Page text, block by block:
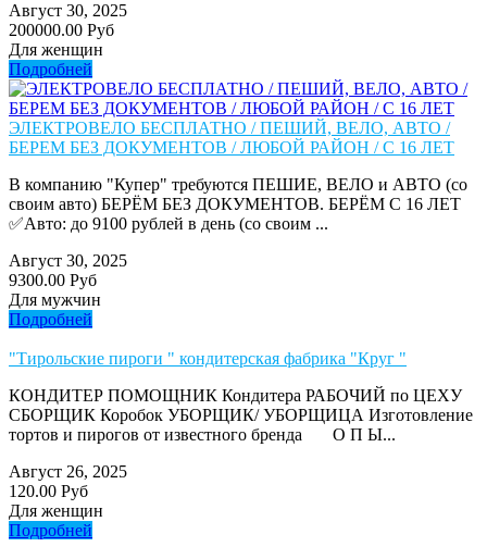
Август 30, 2025
200000.00 Руб
Для женщин
Подробней
ЭЛЕКТРОВЕЛО БЕСПЛАТНО / ПЕШИЙ, ВЕЛО, АВТО /
БЕРЕМ БЕЗ ДОКУМЕНТОВ / ЛЮБОЙ РАЙОН / С 16 ЛЕТ
В компанию "Купер" требуются ПЕШИЕ, ВЕЛО и АВТО (со
своим авто) БЕРЁМ БЕЗ ДОКУМЕНТОВ. БЕРЁМ С 16 ЛЕТ
✅Авто: до 9100 рублей в день (со своим ...
Август 30, 2025
9300.00 Руб
Для мужчин
Подробней
"Тирольские пироги " кондитерская фабрика "Круг "
КОНДИТЕР ПОМОЩНИК Кондитера РАБОЧИЙ по ЦЕХУ
СБОРЩИК Коробок УБОРЩИК/ УБОРЩИЦА Изготовление
тортов и пирогов от известного бренда О П Ы...
Август 26, 2025
120.00 Руб
Для женщин
Подробней